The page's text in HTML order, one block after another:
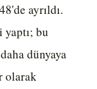
ayrıldı.
bu
dünyaya
olarak